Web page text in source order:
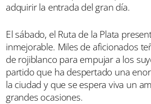
adquirir la entrada del gran día.
El sábado, el Ruta de la Plata
inmejorable. Miles de aficionados
de rojiblanco para empujar a los
partido que ha despertado una
la ciudad y que se espera viva un
grandes ocasiones.